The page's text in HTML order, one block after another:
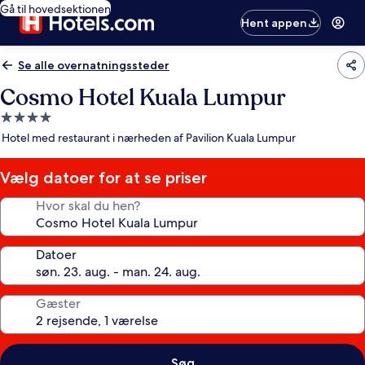
Gå til hovedsektionen
Hent appen
Se alle overnatningssteder
Cosmo Hotel Kuala Lumpur
4.0-
stjernet
Hotel med restaurant i nærheden af Pavilion Kuala Lumpur
Vælg datoer for at se priser
Hvor skal du hen?
Datoer
Gæster